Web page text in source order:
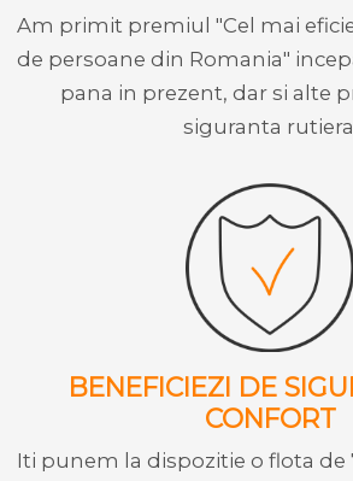
Am primit premiul "Cel mai
de persoane din Romania"
pana in prezent, dar si alte
siguranta
BENEFICIEZI DE
CONFORT
Iti punem la dispozitie o flota de